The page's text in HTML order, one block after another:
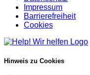
Impressum
Barrierefreiheit
Cookies
Hinweis zu Cookies